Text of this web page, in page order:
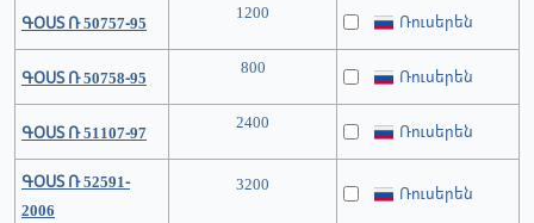
ԳՕՍՏ Ռ 50757-95 1200 Ռուսերեն
ԳՕՍՏ Ռ 50758-95 800 Ռուսերեն
ԳՕՍՏ Ռ 51107-97 2400 Ռուսերեն
ԳՕՍՏ Ռ 52591-
2006
3200 Ռուսերեն